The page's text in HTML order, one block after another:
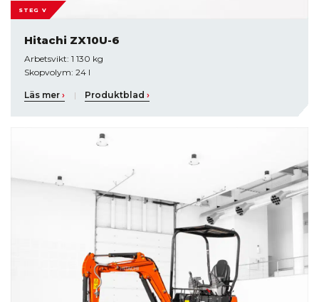
STEG V
Hitachi ZX10U-6
Arbetsvikt: 1 130 kg
Skopvolym: 24 l
Läs mer › | Produktblad›